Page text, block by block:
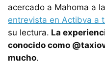
acercado a Mahoma a
entrevista en Actibva a
su lectura. La
conocido como
mucho.